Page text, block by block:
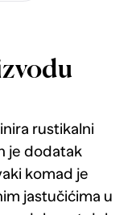
rustikalni
je dodatak
komad je
jastučićima u